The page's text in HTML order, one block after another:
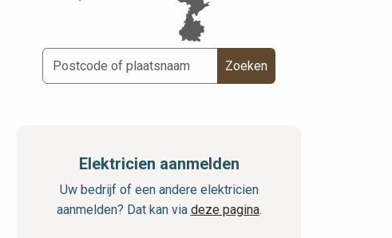
Zoeken
Elektricien aanmelden
Uw bedrijf of een andere elektricien
aanmelden? Dat kan via deze pagina.